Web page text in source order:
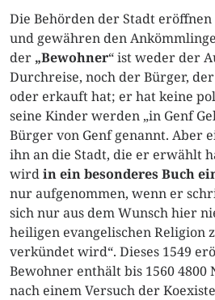
Die Behörden der Stadt
und gewähren den
der „Bewohner“ ist weder der
Durchreise, noch der Bürger,
oder erkauft hat; er hat keine
seine Kinder werden „in Genf
Bürger von Genf genannt. Aber
ihn an die Stadt, die er erwählt
wirdin ein besonderes Buch
nur aufgenommen, wenn er
sich nur aus dem Wunsch hier
heiligen evangelischen Religion
verkündet wird“. Dieses 1549
Bewohner enthält bis 1560 4800
nach einem Versuch der